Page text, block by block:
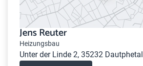
Jens Reuter
Heizungsbau
Unter der Linde 2, 35232 Dautphetal